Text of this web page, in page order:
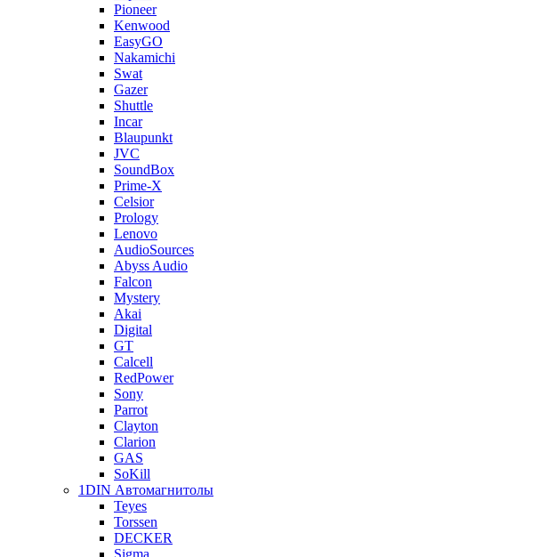
Pioneer
Kenwood
EasyGO
Nakamichi
Swat
Gazer
Shuttle
Incar
Blaupunkt
JVC
SoundBox
Prime-X
Celsior
Prology
Lenovo
AudioSources
Abyss Audio
Falcon
Mystery
Akai
Digital
GT
Calcell
RedPower
Sony
Parrot
Clayton
Clarion
GAS
SoKill
1DIN Автомагнитолы
Teyes
Torssen
DECKER
Sigma